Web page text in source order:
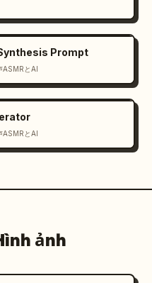
Prompt
ASMRとAI
ASMRとAI
ảnh